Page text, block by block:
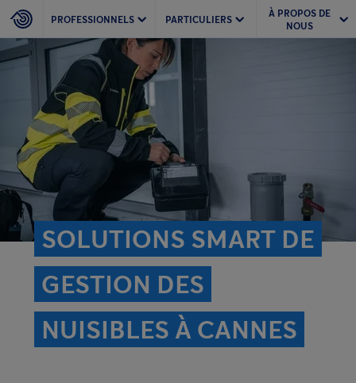
PROFESSIONNELS PARTICULIERS
À PROPOS DE
NOUS
SOLUTIONS SMART DE
GESTION DES
NUISIBLES À CANNES